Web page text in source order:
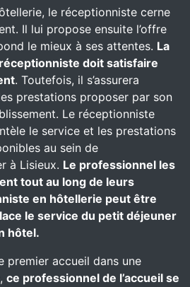
le réceptionniste cerne
Il lui propose ensuite l’offre
le mieux à ses attentes. La
doit satisfaire
. Toutefois, il s’assurera
prestations proposer par son
Le réceptionniste
le service et les prestations
au sein de
à Lisieux. Le professionnel les
tout au long de leurs
en hôtellerie peut être
le service du petit déjeuner
hôtel.
premier accueil dans une
ce professionnel de l’accueil se